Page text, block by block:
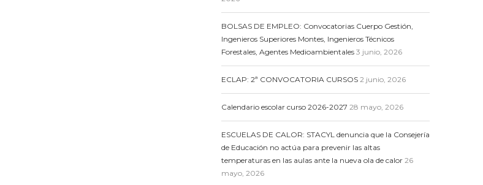
BOLSAS DE EMPLEO: Convocatorias Cuerpo Gestión,
Ingenieros Superiores Montes, Ingenieros Técnicos
Forestales, Agentes Medioambientales 3 junio, 2026
ECLAP: 2ª CONVOCATORIA CURSOS 2 junio, 2026
Calendario escolar curso 2026-2027 28 mayo, 2026
ESCUELAS DE CALOR: STACYL denuncia que la Consejería
de Educación no actúa para prevenir las altas
temperaturas en las aulas ante la nueva ola de calor 26
mayo, 2026